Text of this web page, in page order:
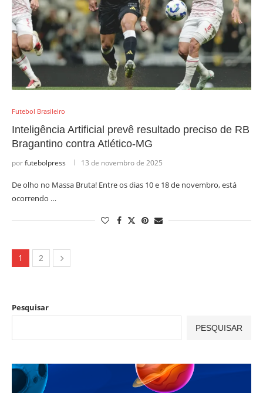
Futebol Brasileiro
Inteligência Artificial prevê resultado preciso de RB
Bragantino contra Atlético-MG
porfutebolpress 13 de novembro de 2025
De olho no Massa Bruta! Entre os dias 10 e 18 de novembro, está
ocorrendo …
1 2
Pesquisar
PESQUISAR